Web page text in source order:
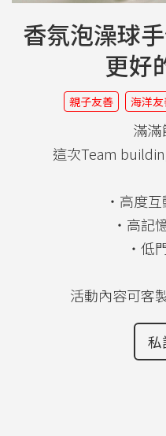
香氛泡澡球
更好
親子友善 海洋
滿滿
這次Team
・高度
・高記
・低
活動內容可客
私